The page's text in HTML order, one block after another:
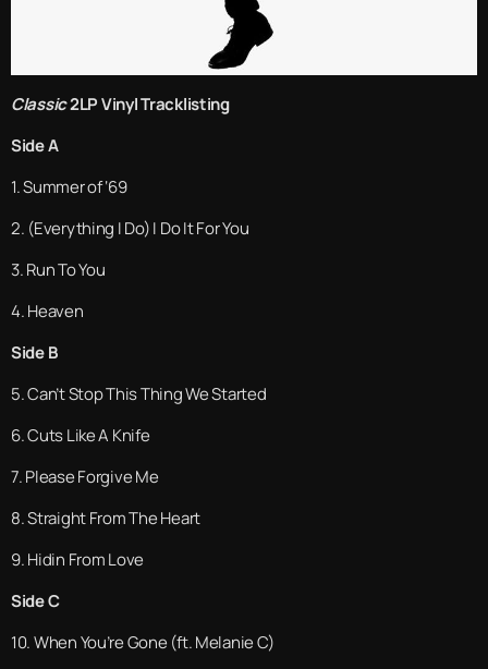
Classic2LP Vinyl Tracklisting
Side A
1. Summer of ‘69
2. (Everything I Do) I Do It For You
3. Run To You
4. Heaven
Side B
5. Can’t Stop This Thing We Started
6. Cuts Like A Knife
7. Please Forgive Me
8. Straight From The Heart
9. Hidin From Love
Side C
10. When You’re Gone (ft. Melanie C)